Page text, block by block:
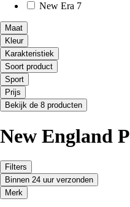
New Era 7
Maat
Kleur
Karakteristiek
Soort product
Sport
Prijs
Bekijk de 8 producten
New England
Filters
Binnen 24 uur verzonden
Merk